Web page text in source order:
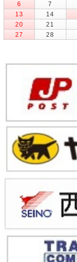
6
7
13
14
20
21
27
28